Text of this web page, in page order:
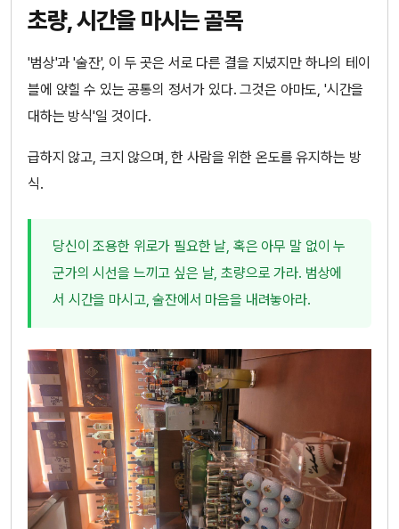
초량, 시간을 마시는 골목
'범상'과 '술잔', 이 두 곳은 서로 다른 결을 지녔지만 하나의 테이
블에 앉힐 수 있는 공통의 정서가 있다. 그것은 아마도, '시간을
대하는 방식'일 것이다.
급하지 않고, 크지 않으며, 한 사람을 위한 온도를 유지하는 방
식.
당신이 조용한 위로가 필요한 날, 혹은 아무 말 없이 누
군가의 시선을 느끼고 싶은 날, 초량으로 가라. 범상에
서 시간을 마시고, 술잔에서 마음을 내려놓아라.